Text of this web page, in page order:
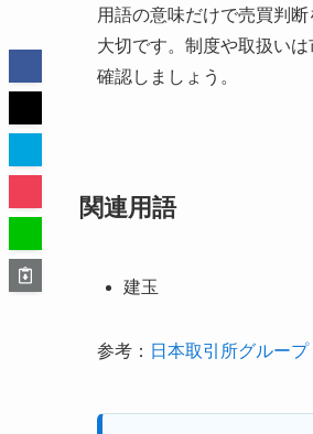
用語の意味だけで売買判
大切です。制度や取扱い
確認しましょう。
関連用語
建玉
参考： 日本取引所グルー